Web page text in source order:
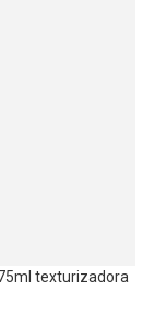
texturizadora